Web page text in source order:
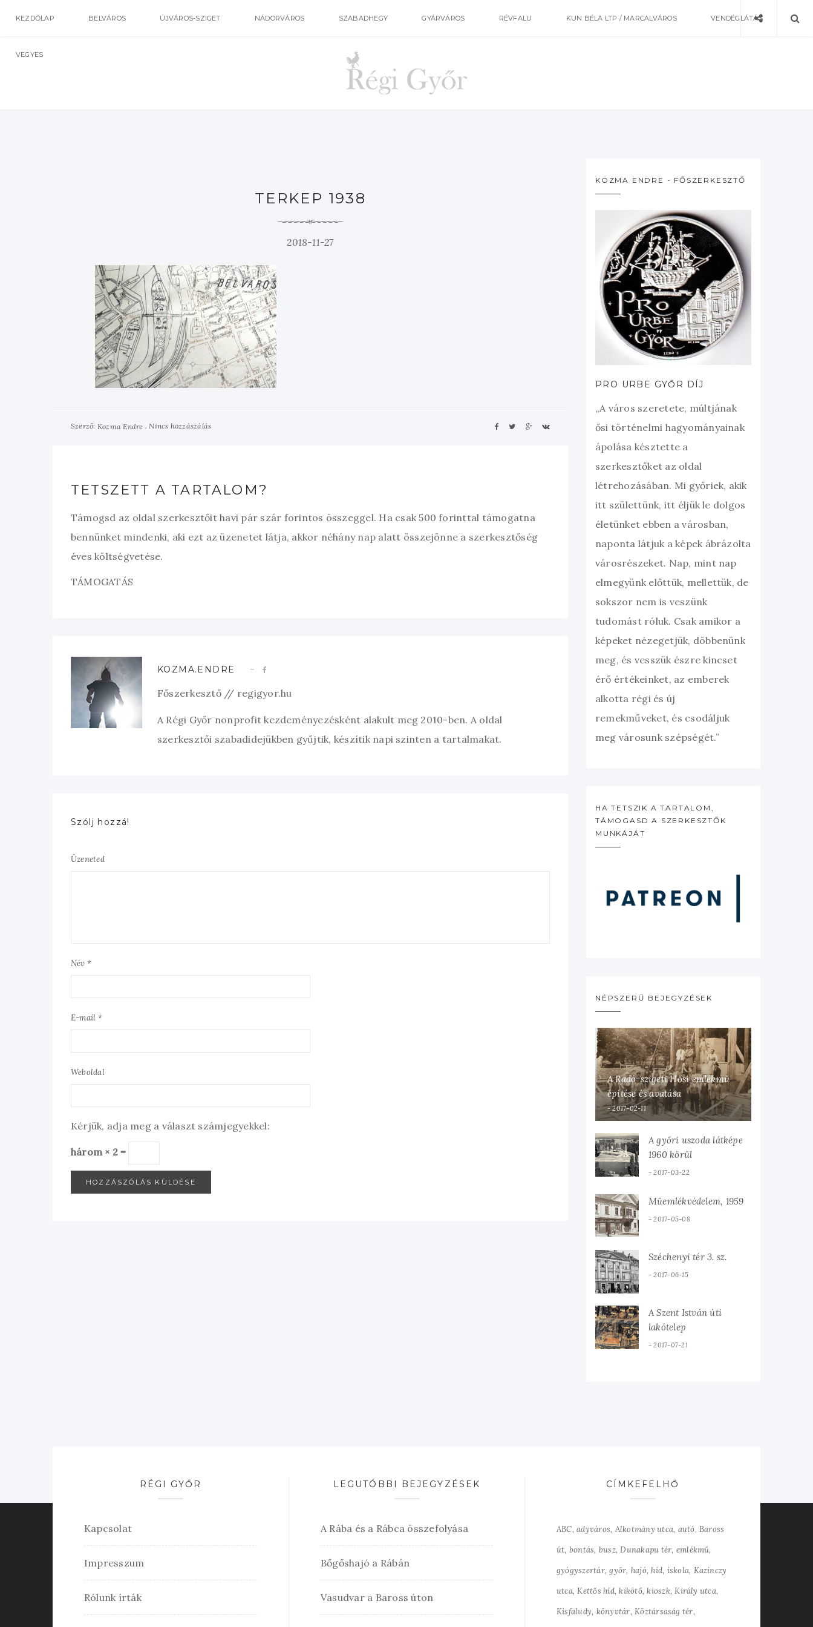
KEZDŐLAP BELVÁROS ÚJVÁROS-SZIGET NÁDORVÁROS SZABADHEGY GYÁRVÁROS RÉVFALU KUN BÉLA LTP / MARCALVÁROS VENDÉGLÁTÁS
VEGYES
TERKEP 1938
2018-11-27
Szerző: Kozma Endre Nincs hozzászálás
TETSZETT A TARTALOM?
Támogsd az oldal szerkesztőit havi pár szár forintos összeggel. Ha csak 500 forinttal támogatna
bennünket mindenki, aki ezt az üzenetet látja, akkor néhány nap alatt összejönne a szerkesztőség
éves költségvetése.
TÁMOGATÁS
KOZMA.ENDRE
Főszerkesztő // regigyor.hu
A Régi Győr nonprofit kezdeményezésként alakult meg 2010-ben. A oldal
szerkesztői szabadidejükben gyűjtik, készítik napi szinten a tartalmakat.
Szólj hozzá!
Üzeneted
Név *
E-mail *
Weboldal
Kérjük, adja meg a választ számjegyekkel:
három × 2 =
KOZMA ENDRE - FŐSZERKESZTŐ
PRO URBE GYŐR DÍJ
„A város szeretete, múltjának
ősi történelmi hagyományainak
ápolása késztette a
szerkesztőket az oldal
létrehozásában. Mi győriek, akik
itt születtünk, itt éljük le dolgos
életünket ebben a városban,
naponta látjuk a képek ábrázolta
városrészeket. Nap, mint nap
elmegyünk előttük, mellettük, de
sokszor nem is veszünk
tudomást róluk. Csak amikor a
képeket nézegetjük, döbbenünk
meg, és vesszük észre kincset
érő értékeinket, az emberek
alkotta régi és új
remekműveket, és csodáljuk
meg városunk szépségét.”
HA TETSZIK A TARTALOM,
TÁMOGASD A SZERKESZTŐK
MUNKÁJÁT
NÉPSZERŰ BEJEGYZÉSEK
A Radó-szigeti Hősi emlékmű
építése és avatása
2017-02-11
A győri uszoda látképe
1960 körül
2017-03-22
Műemlékvédelem, 1959
2017-05-08
Széchenyi tér 3. sz.
2017-06-15
A Szent István úti
lakótelep
2017-07-21
RÉGI GYŐR
Kapcsolat
Impresszum
Rólunk írták
LEGUTÓBBI BEJEGYZÉSEK
A Rába és a Rábca összefolyása
Bőgőshajó a Rábán
Vasudvar a Baross úton
CÍMKEFELHŐ
ABC adyváros Alkotmány utca autó Baross
út bontás busz Dunakapu tér emlékmű
gyógyszertár győr hajó híd iskola Kazinczy
utca Kettős híd kikötő kioszk Király utca
Kisfaludy könyvtár Köztársaság tér